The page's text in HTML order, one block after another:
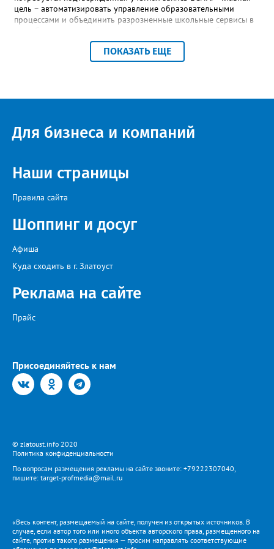
цель – автоматизировать управление образовательными
процессами и объединить разрозненные школьные сервисы в
региональном министерстве образования. - Платформа ТОР
“Моя школа” объединит все школьные сервисы в единую
безопасную государственную экосистему. Предполагается, что
связь с учителями, знакомые пользователям экосистемы
этом случае переход на ТОР станет вообще незаметным.
ПОКАЗАТЬ ЕЩЕ
Для бизнеса и компаний
Наши страницы
Правила сайта
Шоппинг и досуг
Афиша
Куда сходить в г. Златоуст
Реклама на сайте
Прайс
Присоединяйтесь к нам
© zlatoust.info 2020
Политика конфиденциальности
По вопросам размещения рекламы на сайте звоните: +79222307040,
пишите: target-profmedia@mail.ru
«Весь контент, размещаемый на сайте, получен из открытых источников. В
случае, если автор того или иного объекта авторского права, размещенного на
сайте, против такого размещения — просим направлять соответствующие